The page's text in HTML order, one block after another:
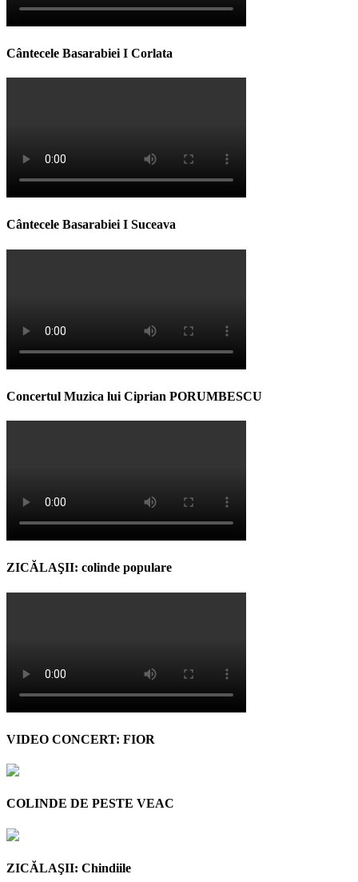
Cântecele Basarabiei I Corlata
Cântecele Basarabiei I Suceava
Concertul Muzica lui Ciprian PORUMBESCU
ZICĂLAŞII: colinde populare
VIDEO CONCERT: FIOR
COLINDE DE PESTE VEAC
ZICĂLAŞII: Chindiile